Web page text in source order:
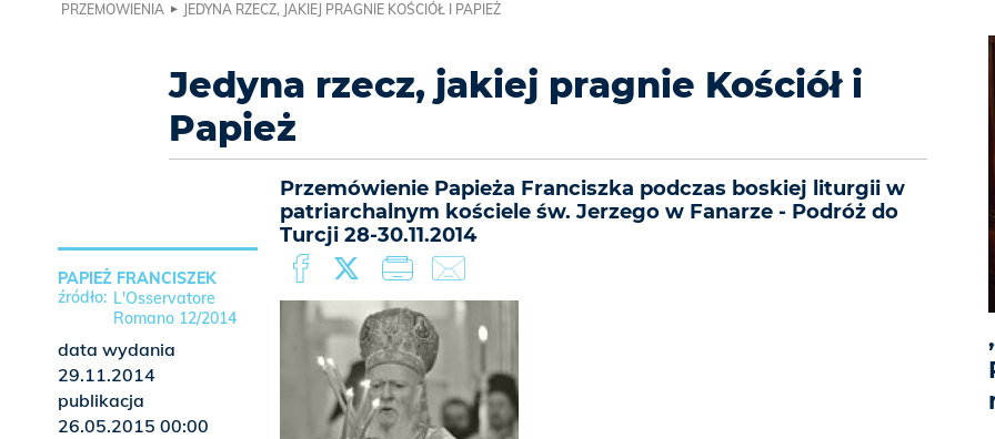
PRZEMOWIENIA
JEDYNA RZECZ, JAKIEJ PRAGNIE KOŚCIÓŁ I PAPIEŻ
Jedyna rzecz, jakiej pragnie Kościół i
Papież
Przemówienie Papieża Franciszka podczas boskiej liturgii w
patriarchalnym kościele św. Jerzego w Fanarze - Podróż do
Turcji 28-30.11.2014
PAPIEŻ FRANCISZEK
L'Osservatore
Romano 12/2014
data wydania
29.11.2014
publikacja
26.05.2015 00:00